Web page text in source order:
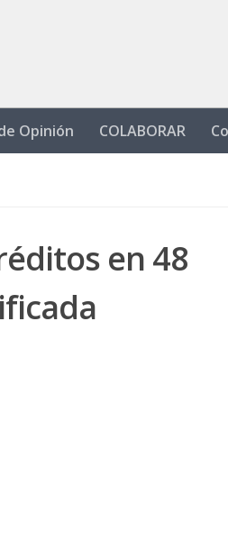
Opinión COLABORAR
en 48